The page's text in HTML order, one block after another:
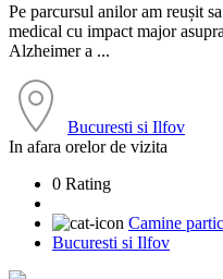
Pe parcursul anilor am reușit
medical cu impact major
Alzheimer a ...
Bucuresti si Ilfov
In afara orelor de vizita
0 Rating
Camine
Bucuresti si Ilfov